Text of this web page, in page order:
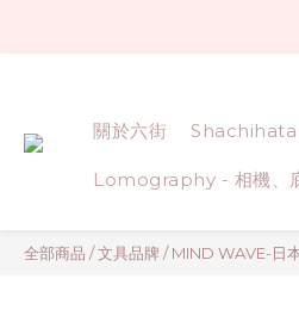
關於六街
Lomography - 相機、
全部商品 /文具品牌 /MIND WAVE-日